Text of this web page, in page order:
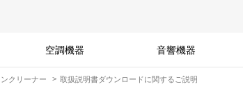
空調機器 音響機器
クリーナー 取扱説明書ダウンロードに関するご説明